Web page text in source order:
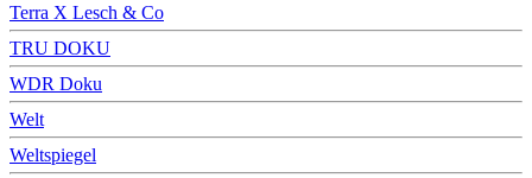
Terra X Lesch & Co
TRU DOKU
WDR Doku
Welt
Weltspiegel